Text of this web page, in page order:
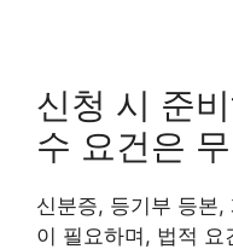
신청 시 준
수 요건은
신분증, 등기부 등본
이 필요하며, 법적 요